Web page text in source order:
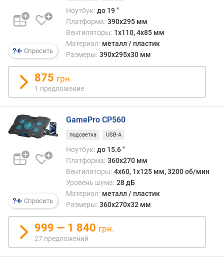
р
ф
й
с
S
A
U
B
-
S
B
-
C
P
Спросить
Ноутбук: до 19 "
Платформа: 390x295 мм
Вентиляторы: 1х110, 4х85 мм
Материал: металл / пластик
Размеры: 390x295x30 мм
875 грн.
1 предложение
Спросить
GamePro CP560
подсветка USB-A
Ноутбук: до 15.6 "
Платформа: 360х270 мм
Вентиляторы: 4х60, 1х125 мм, 3200 об/мин
Уровень шума: 28 дБ
Материал: металл / пластик
Размеры: 360х270х32 мм
999 — 1 840 грн.
27 предложений